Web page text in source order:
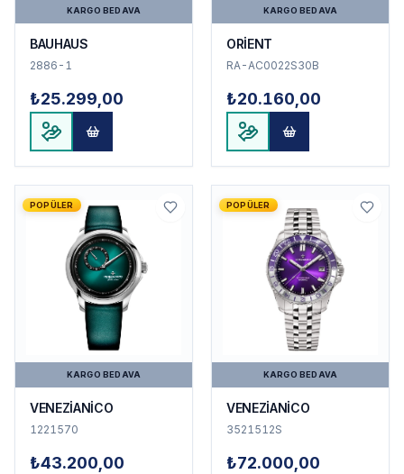
KARGO BEDAVA
BAUHAUS
2886-1
₺25.299,00
KARGO BEDAVA
ORİENT
RA-AC0022S30B
₺20.160,00
POPÜLER
KARGO BEDAVA
VENEZİANİCO
1221570
₺43.200,00
POPÜLER
KARGO BEDAVA
VENEZİANİCO
3521512S
₺72.000,00